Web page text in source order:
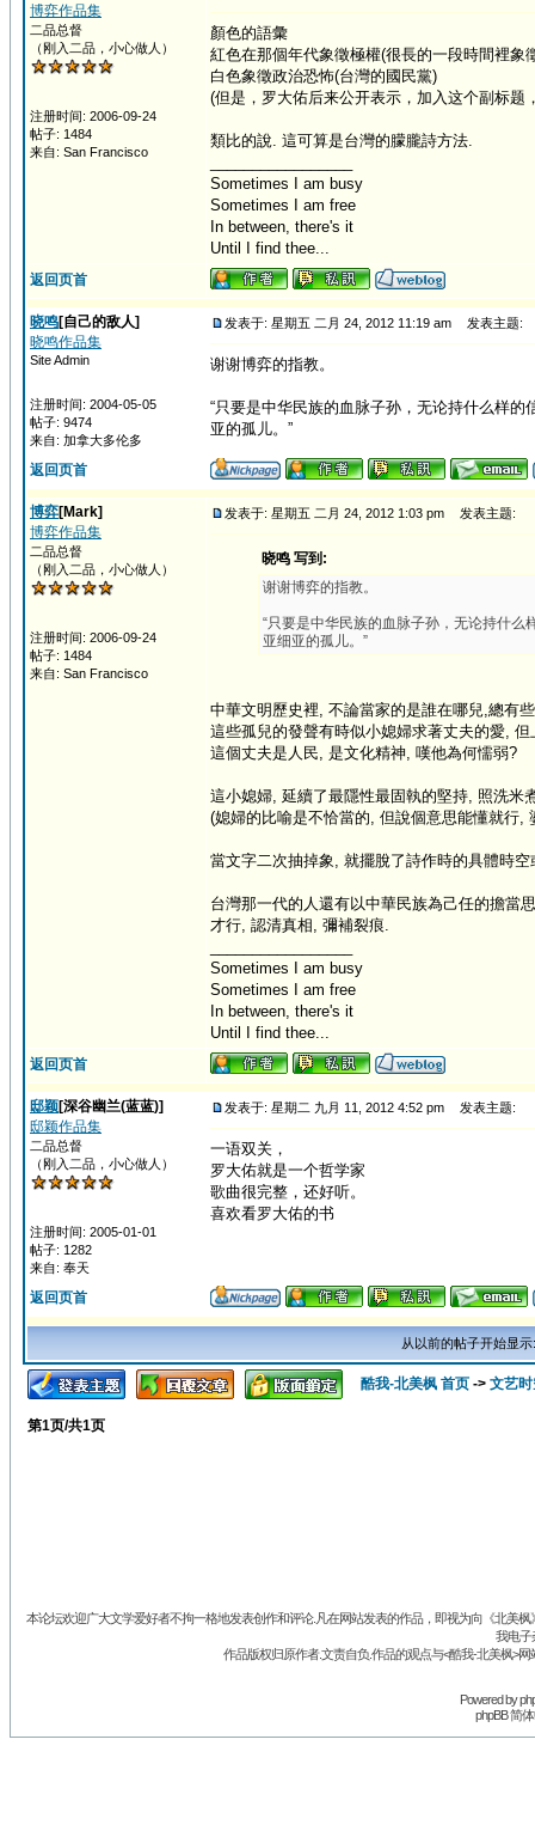
博弈作品集
二品总督
（刚入二品，小心做人）
注册时间: 2006-09-24
帖子: 1484
来自: San Francisco
顏色的語彙
紅色在那個年代象徵極權(很長的一段時間裡象
白色象徵政治恐怖(台灣的國民黨)
(但是，罗大佑后来公开表示，加入这个副标
類比的說. 這可算是台灣的朦朧詩方法.
Sometimes I am busy
Sometimes I am free
In between, there's it
Until I find thee...
返回页首
晓鸣[自己的敌人]
晓鸣作品集
Site Admin
注册时间: 2004-05-05
帖子: 9474
来自: 加拿大多伦多
发表于: 星期五 二月 24, 2012 11:19 am 发表主题:
谢谢博弈的指教。
“只要是中华民族的血脉子孙，无论持什么样
亚的孤儿。”
返回页首
博弈[Mark]
博弈作品集
二品总督
（刚入二品，小心做人）
注册时间: 2006-09-24
帖子: 1484
来自: San Francisco
发表于: 星期五 二月 24, 2012 1:03 pm 发表主题:
晓鸣 写到:
谢谢博弈的指教。
“只要是中华民族的血脉子孙，无论持什
亚细亚的孤儿。”
中華文明歷史裡, 不論當家的是誰在哪兒,總有
這些孤兒的發聲有時似小媳婦求著丈夫的愛,
這個丈夫是人民, 是文化精神, 嘆他為何懦弱?
這小媳婦, 延續了最隱性最固執的堅持, 照洗米
(媳婦的比喻是不恰當的, 但說個意思能懂就行,
當文字二次抽掉象, 就擺脫了詩作時的具體時
台灣那一代的人還有以中華民族為己任的擔當
才行, 認清真相, 彌補裂痕.
Sometimes I am busy
Sometimes I am free
In between, there's it
Until I find thee...
返回页首
邸颖[深谷幽兰(蓝蓝)]
邸颖作品集
二品总督
（刚入二品，小心做人）
注册时间: 2005-01-01
帖子: 1282
来自: 奉天
发表于: 星期二 九月 11, 2012 4:52 pm 发表主题:
一语双关，
罗大佑就是一个哲学家
歌曲很完整，还好听。
喜欢看罗大佑的书
返回页首
从以前的帖子开始显
酷我-北美枫 首页 -> 文艺
第1页/共1页
本论坛欢迎广大文学爱好者不拘一格地发表创作和评论.凡在网站发表的作品，即视为向《北美
我电子
作品版权归原作者.文责自负.作品的观点与<酷我-北美枫>
Powered by
phpBB 简